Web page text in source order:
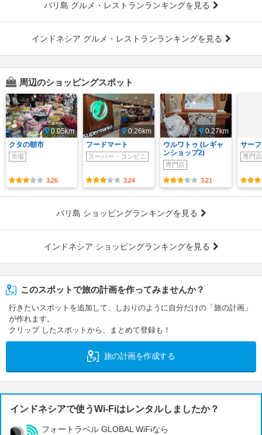
バリ島 グルメ・レストランランキングを見る
インドネシア グルメ・レストランランキングを見る
周辺のショッピングスポット
0.05km
クタの朝市
市場
3.26
0.26km
フードマート
スーパー・コンビニ
3.24
0.27km
ウルワトゥ (レギャ
ンショップ2)
専門店
3.21
サー
専門店
バリ島 ショッピングランキングを見る
インドネシア ショッピングランキングを見る
このスポットで旅の計画を作ってみませんか？
行きたいスポットを追加して、しおりのように自分だけの「旅の計画」
が作れます。
クリップ したスポットから、まとめて登録も！
旅の計画を作成する
インドネシアで使うWi-Fiはレンタルしましたか？
フォートラベル GLOBAL WiFiなら